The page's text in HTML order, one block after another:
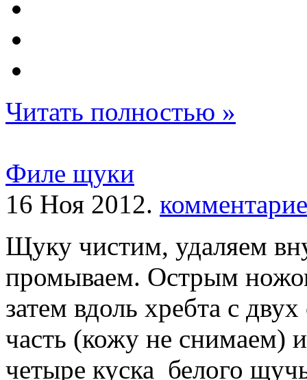
Читать полностью »
Филе щуки
16 Ноя 2012.
Щуку чистим, удаляем
промываем. Острым
затем вдоль хребта с
часть (кожу не снимаем)
четыре куска белого